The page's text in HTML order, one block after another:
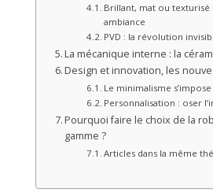
Brillant, mat ou texturisé
ambiance
PVD : la révolution
La mécanique interne : la
Design et innovation, les
Le minimalisme s’impose
Personnalisation : oser
Pourquoi faire le choix de la
gamme ?
Articles dans la même